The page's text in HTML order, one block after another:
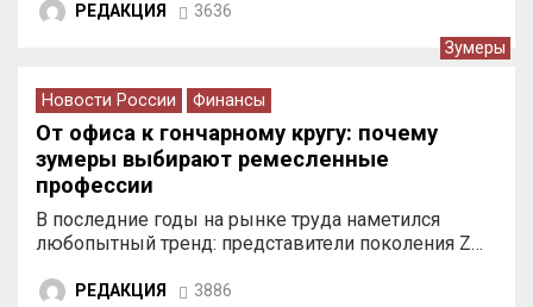
РЕДАКЦИЯ 3636
Зумеры
Новости России Финансы
От офиса к гончарному кругу: почему
зумеры выбирают ремесленные
профессии
В последние годы на рынке труда наметился
любопытный тренд: представители поколения Z…
РЕДАКЦИЯ 3886